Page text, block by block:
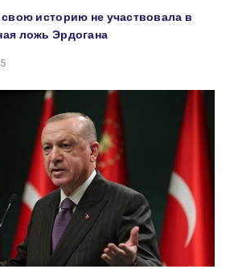
свою историю не участвовала в
ложь Эрдогана